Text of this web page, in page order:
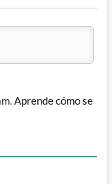
Aprende cómo se